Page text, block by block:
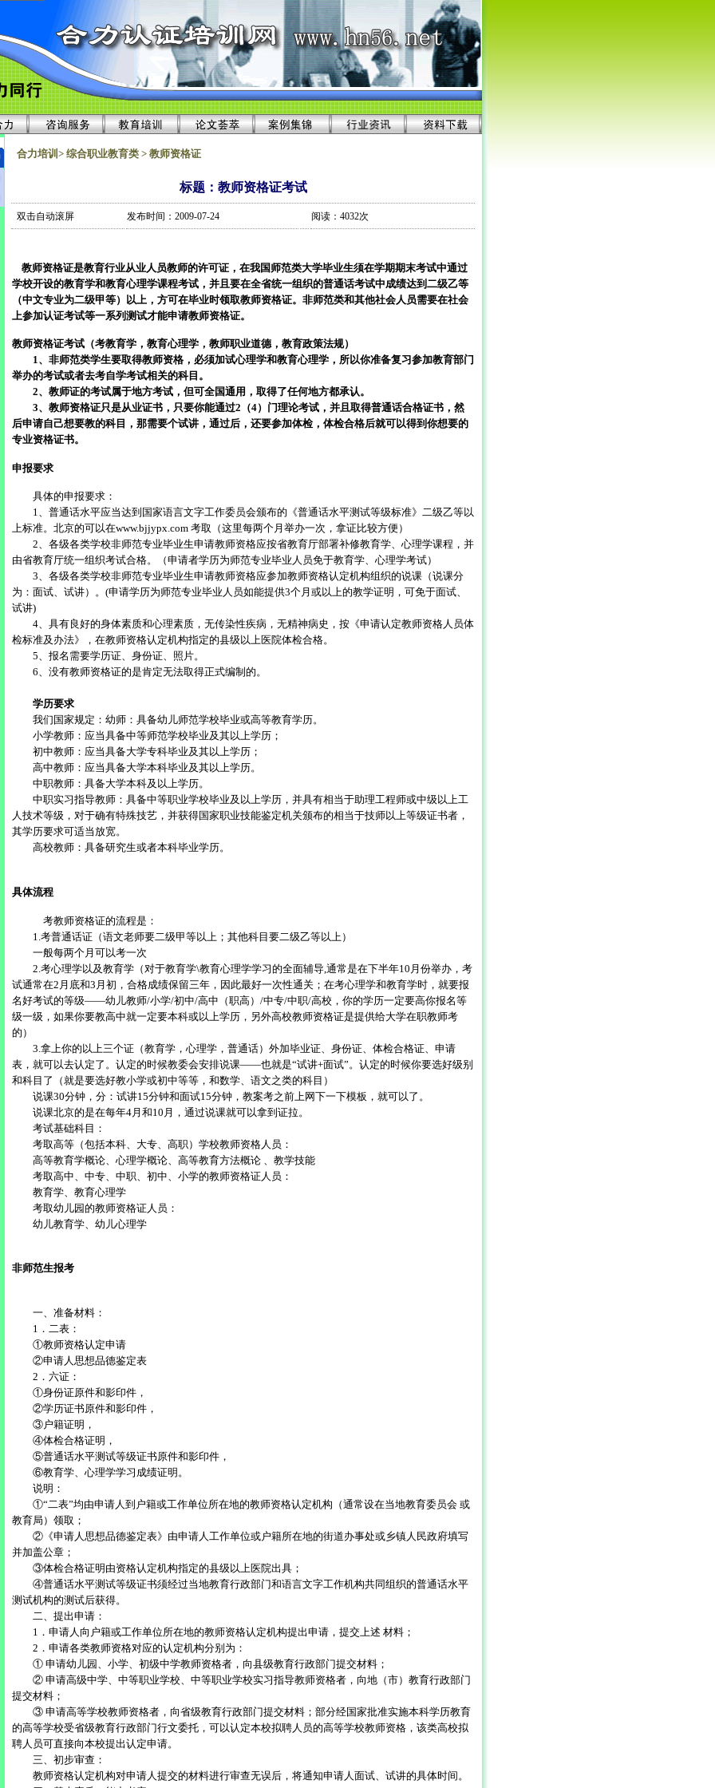
合力培训> 综合职业教育类 > 教师资格证
标题：教师资格证考试
双击自动滚屏 发布时间：2009-07-24 阅读：4032次
教师资格证是教育行业从业人员教师的许可证，在我国师范类大学毕业生须在学期期末考试中通过
学校开设的教育学和教育心理学课程考试，并且要在全省统一组织的普通话考试中成绩达到二级乙等
（中文专业为二级甲等）以上，方可在毕业时领取教师资格证。非师范类和其他社会人员需要在社会
上参加认证考试等一系列测试才能申请教师资格证。
教师资格证考试（考教育学，教育心理学，教师职业道德，教育政策法规）
1、非师范类学生要取得教师资格，必须加试心理学和教育心理学，所以你准备复习参加教育部门
举办的考试或者去考自学考试相关的科目。
2、教师证的考试属于地方考试，但可全国通用，取得了任何地方都承认。
3、教师资格证只是从业证书，只要你能通过2（4）门理论考试，并且取得普通话合格证书，然
后申请自己想要教的科目，那需要个试讲，通过后，还要参加体检，体检合格后就可以得到你想要的
专业资格证书。
申报要求
具体的申报要求：
1、普通话水平应当达到国家语言文字工作委员会颁布的《普通话水平测试等级标准》二级乙等以
上标准。北京的可以在www.bjjypx.com 考取（这里每两个月举办一次，拿证比较方便）
2、各级各类学校非师范专业毕业生申请教师资格应按省教育厅部署补修教育学、心理学课程，并
由省教育厅统一组织考试合格。（申请者学历为师范专业毕业人员免于教育学、心理学考试）
3、各级各类学校非师范专业毕业生申请教师资格应参加教师资格认定机构组织的说课（说课分
为：面试、试讲）。(申请学历为师范专业毕业人员如能提供3个月或以上的教学证明，可免于面试、
试讲)
4、具有良好的身体素质和心理素质，无传染性疾病，无精神病史，按《申请认定教师资格人员体
检标准及办法》，在教师资格认定机构指定的县级以上医院体检合格。
5、报名需要学历证、身份证、照片。
6、没有教师资格证的是肯定无法取得正式编制的。
学历要求
我们国家规定：幼师：具备幼儿师范学校毕业或高等教育学历。
小学教师：应当具备中等师范学校毕业及其以上学历；
初中教师：应当具备大学专科毕业及其以上学历；
高中教师：应当具备大学本科毕业及其以上学历。
中职教师：具备大学本科及以上学历。
中职实习指导教师：具备中等职业学校毕业及以上学历，并具有相当于助理工程师或中级以上工
人技术等级，对于确有特殊技艺，并获得国家职业技能鉴定机关颁布的相当于技师以上等级证书者，
其学历要求可适当放宽。
高校教师：具备研究生或者本科毕业学历。
具体流程
考教师资格证的流程是：
1.考普通话证（语文老师要二级甲等以上；其他科目要二级乙等以上）
一般每两个月可以考一次
2.考心理学以及教育学（对于教育学\教育心理学学习的全面辅导,通常是在下半年10月份举办，考
试通常在2月底和3月初，合格成绩保留三年，因此最好一次性通关；在考心理学和教育学时，就要报
名好考试的等级——幼儿教师/小学/初中/高中（职高）/中专/中职/高校，你的学历一定要高你报名等
级一级，如果你要教高中就一定要本科或以上学历，另外高校教师资格证是提供给大学在职教师考
的）
3.拿上你的以上三个证（教育学，心理学，普通话）外加毕业证、身份证、体检合格证、申请
表，就可以去认定了。认定的时候教委会安排说课——也就是“试讲+面试”。认定的时候你要选好级别
和科目了（就是要选好教小学或初中等等，和数学、语文之类的科目）
说课30分钟，分：试讲15分钟和面试15分钟，教案考之前上网下一下模板，就可以了。
说课北京的是在每年4月和10月，通过说课就可以拿到证拉。
考试基础科目：
考取高等（包括本科、大专、高职）学校教师资格人员：
高等教育学概论、心理学概论、高等教育方法概论 、教学技能
考取高中、中专、中职、初中、小学的教师资格证人员：
教育学、教育心理学
考取幼儿园的教师资格证人员：
幼儿教育学、幼儿心理学
非师范生报考
一、准备材料：
1．二表：
①教师资格认定申请
②申请人思想品德鉴定表
2．六证：
①身份证原件和影印件，
②学历证书原件和影印件，
③户籍证明，
④体检合格证明，
⑤普通话水平测试等级证书原件和影印件，
⑥教育学、心理学学习成绩证明。
说明：
①“二表”均由申请人到户籍或工作单位所在地的教师资格认定机构（通常设在当地教育委员会 或
教育局）领取；
②《申请人思想品德鉴定表》由申请人工作单位或户籍所在地的街道办事处或乡镇人民政府填写
并加盖公章；
③体检合格证明由资格认定机构指定的县级以上医院出具；
④普通话水平测试等级证书须经过当地教育行政部门和语言文字工作机构共同组织的普通话水平
测试机构的测试后获得。
二、提出申请：
1．申请人向户籍或工作单位所在地的教师资格认定机构提出申请，提交上述 材料；
2．申请各类教师资格对应的认定机构分别为：
① 申请幼儿园、小学、初级中学教师资格者，向县级教育行政部门提交材料；
② 申请高级中学、中等职业学校、中等职业学校实习指导教师资格者，向地（市）教育行政部门
提交材料；
③ 申请高等学校教师资格者，向省级教育行政部门提交材料；部分经国家批准实施本科学历教育
的高等学校受省级教育行政部门行文委托，可以认定本校拟聘人员的高等学校教师资格，该类高校拟
聘人员可直接向本校提出认定申请。
三、初步审查：
教师资格认定机构对申请人提交的材料进行审查无误后，将通知申请人面试、试讲的具体时间。